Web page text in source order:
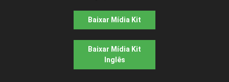
Baixar Mídia Kit
Baixar Mídia Kit
Inglês